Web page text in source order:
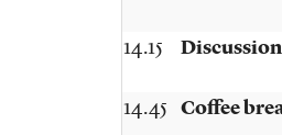
14.15 Discussion
14.45 Coffee